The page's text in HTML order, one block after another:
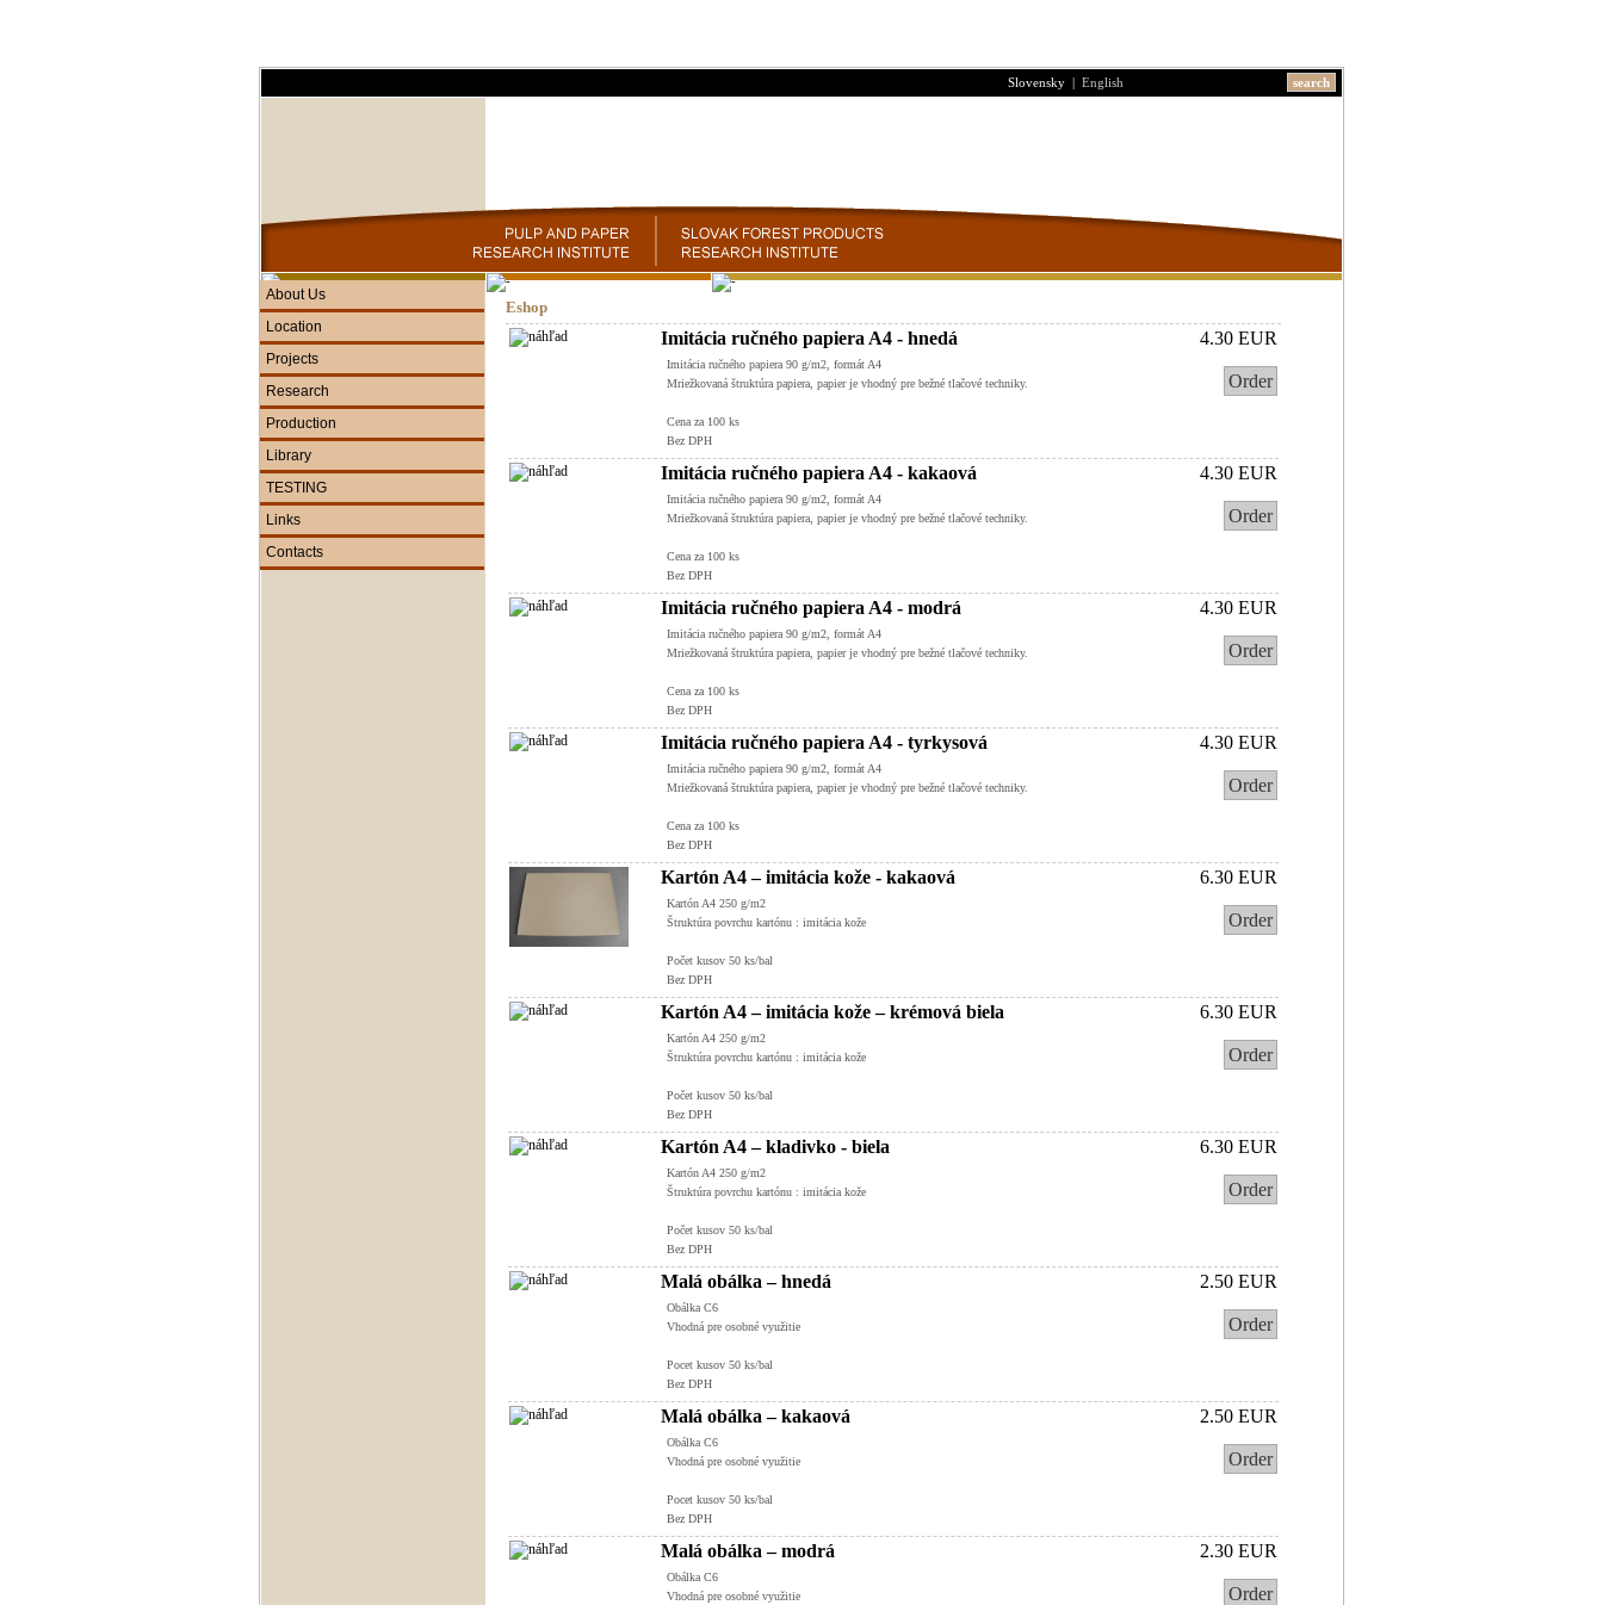
Slovensky | English search
About Us
Location
Projects
Research
Production
Library
TESTING
Links
Contacts
Eshop
Imitácia ručného papiera A4 - hnedá
Imitácia ručného papiera 90 g/m2, formát A4
Mriežkovaná štruktúra papiera, papier je vhodný pre bežné tlačové techniky.
Cena za 100 ks
Bez DPH
4.30 EUR
Order
Imitácia ručného papiera A4 - kakaová
Imitácia ručného papiera 90 g/m2, formát A4
Mriežkovaná štruktúra papiera, papier je vhodný pre bežné tlačové techniky.
Cena za 100 ks
Bez DPH
4.30 EUR
Order
Imitácia ručného papiera A4 - modrá
Imitácia ručného papiera 90 g/m2, formát A4
Mriežkovaná štruktúra papiera, papier je vhodný pre bežné tlačové techniky.
Cena za 100 ks
Bez DPH
4.30 EUR
Order
Imitácia ručného papiera A4 - tyrkysová
Imitácia ručného papiera 90 g/m2, formát A4
Mriežkovaná štruktúra papiera, papier je vhodný pre bežné tlačové techniky.
Cena za 100 ks
Bez DPH
4.30 EUR
Order
Kartón A4 – imitácia kože - kakaová
Kartón A4 250 g/m2
Štruktúra povrchu kartónu : imitácia kože
Počet kusov 50 ks/bal
Bez DPH
6.30 EUR
Order
Kartón A4 – imitácia kože – krémová biela
Kartón A4 250 g/m2
Štruktúra povrchu kartónu : imitácia kože
Počet kusov 50 ks/bal
Bez DPH
6.30 EUR
Order
Kartón A4 – kladivko - biela
Kartón A4 250 g/m2
Štruktúra povrchu kartónu : imitácia kože
Počet kusov 50 ks/bal
Bez DPH
6.30 EUR
Order
Malá obálka – hnedá
Obálka C6
Vhodná pre osobné využitie
Pocet kusov 50 ks/bal
Bez DPH
2.50 EUR
Order
Malá obálka – kakaová
Obálka C6
Vhodná pre osobné využitie
Pocet kusov 50 ks/bal
Bez DPH
2.50 EUR
Order
Malá obálka – modrá
Obálka C6
Vhodná pre osobné využitie
2.30 EUR
Order